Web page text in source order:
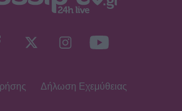
Δήλωση Εχεμύθειας